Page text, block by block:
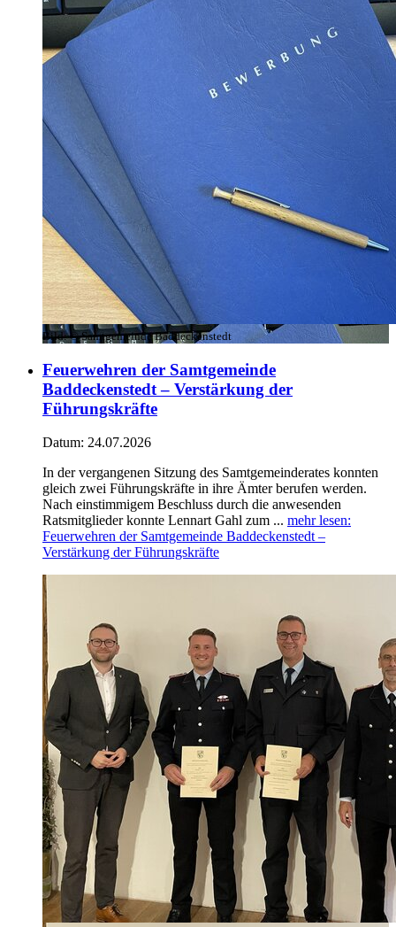
Bild:© Samtgemeinde Baddeckenstedt
Feuerwehren der Samtgemeinde
Baddeckenstedt – Verstärkung der
Führungskräfte
Datum: 24.07.2026
In der vergangenen Sitzung des Samtgemeinderates konnten
gleich zwei Führungskräfte in ihre Ämter berufen werden.
Nach einstimmigem Beschluss durch die anwesenden
Ratsmitglieder konnte Lennart Gahl zum ... mehr lesen:
Feuerwehren der Samtgemeinde Baddeckenstedt –
Verstärkung der Führungskräfte